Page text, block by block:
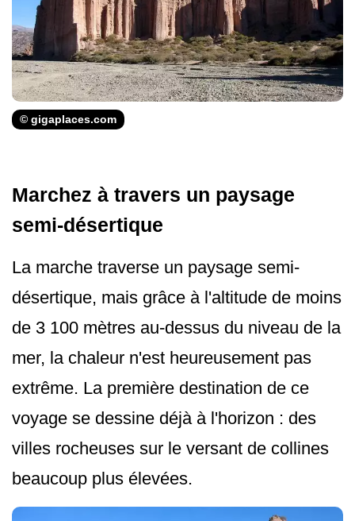
© gigaplaces.com
Marchez à travers un paysage
semi-désertique
La marche traverse un paysage semi-
désertique, mais grâce à l'altitude de moins
de 3 100 mètres au-dessus du niveau de la
mer, la chaleur n'est heureusement pas
extrême. La première destination de ce
voyage se dessine déjà à l'horizon : des
villes rocheuses sur le versant de collines
beaucoup plus élevées.